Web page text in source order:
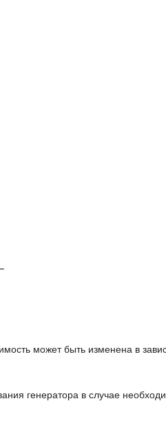
может быть изменена в
генератора в случае